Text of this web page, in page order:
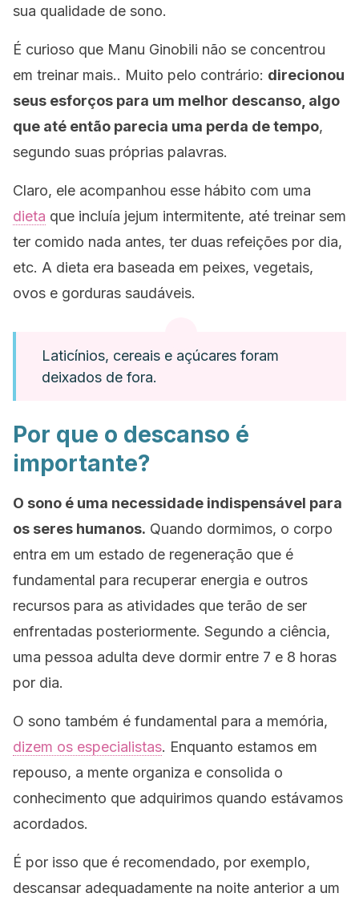
sua qualidade de sono.
É curioso que Manu Ginobili não se concentrou
em treinar mais.. Muito pelo contrário: direcionou
seus esforços para um melhor descanso, algo
que até então parecia uma perda de tempo,
segundo suas próprias palavras.
Claro, ele acompanhou esse hábito com uma
dieta que incluía jejum intermitente, até treinar sem
ter comido nada antes, ter duas refeições por dia,
etc. A dieta era baseada em peixes, vegetais,
ovos e gorduras saudáveis.
Laticínios, cereais e açúcares foram
deixados de fora.
Por que o descanso é
importante?
O sono é uma necessidade indispensável para
os seres humanos. Quando dormimos, o corpo
entra em um estado de regeneração que é
fundamental para recuperar energia e outros
recursos para as atividades que terão de ser
enfrentadas posteriormente. Segundo a ciência,
uma pessoa adulta deve dormir entre 7 e 8 horas
por dia.
O sono também é fundamental para a memória,
dizem os especialistas. Enquanto estamos em
repouso, a mente organiza e consolida o
conhecimento que adquirimos quando estávamos
acordados.
É por isso que é recomendado, por exemplo,
descansar adequadamente na noite anterior a um